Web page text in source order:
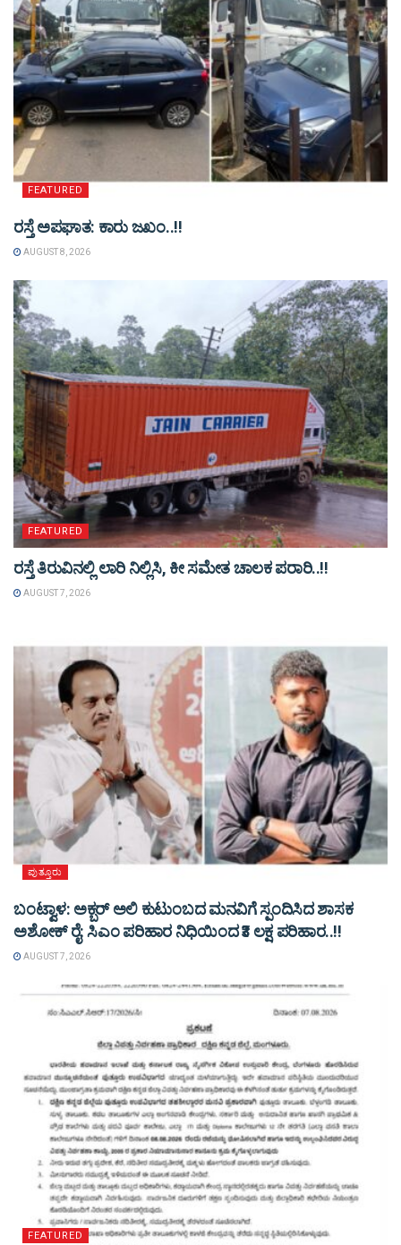
FEATURED
ರಸ್ತೆ ಅಪಘಾತ: ಕಾರು ಜಖಂ..!!
AUGUST 8, 2026
FEATURED
ರಸ್ತೆ ತಿರುವಿನಲ್ಲಿ ಲಾರಿ ನಿಲ್ಲಿಸಿ, ಕೀ ಸಮೇತ ಚಾಲಕ ಪರಾರಿ..!!
AUGUST 7, 2026
ಪುತ್ತೂರು
ಬಂಟ್ವಾಳ: ಅಕ್ಬರ್ ಅಲಿ ಕುಟುಂಬದ ಮನವಿಗೆ ಸ್ಪಂದಿಸಿದ ಶಾಸಕ
ಅಶೋಕ್ ರೈ: ಸಿಎಂ ಪರಿಹಾರ ನಿಧಿಯಿಂದ ₹3 ಲಕ್ಷ ಪರಿಹಾರ..!!
AUGUST 7, 2026
FEATURED